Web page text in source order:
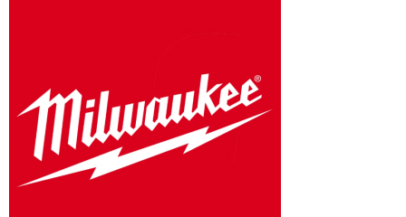
PROMOTIONS
CONTACTS
05 55 86 02 73